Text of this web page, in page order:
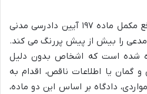
ماده ۱۲۵۷ قانون مدنی در واقع مکمل ماده ۱۹۷ آیین دادرسی مدنی
را بیش از پیش پررنگ می کند.
شده است که اشخاص بدون دلیل
یا اطلاعات ناقص، اقدام به
دادگاه بر اساس این دو ماده،